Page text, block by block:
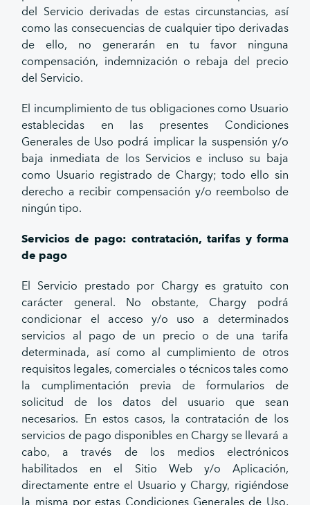
del Servicio derivadas de estas circunstancias, así
como las consecuencias de cualquier tipo derivadas
de ello, no generarán en tu favor ninguna
compensación, indemnización o rebaja del precio
del Servicio.
El incumplimiento de tus obligaciones como Usuario
establecidas en las presentes Condiciones
Generales de Uso podrá implicar la suspensión y/o
baja inmediata de los Servicios e incluso su baja
como Usuario registrado de Chargy; todo ello sin
derecho a recibir compensación y/o reembolso de
ningún tipo.
Servicios de pago: contratación, tarifas y forma
de pago
El Servicio prestado por Chargy es gratuito con
carácter general. No obstante, Chargy podrá
condicionar el acceso y/o uso a determinados
servicios al pago de un precio o de una tarifa
determinada, así como al cumplimiento de otros
requisitos legales, comerciales o técnicos tales como
la cumplimentación previa de formularios de
solicitud de los datos del usuario que sean
necesarios. En estos casos, la contratación de los
servicios de pago disponibles en Chargy se llevará a
cabo, a través de los medios electrónicos
habilitados en el Sitio Web y/o Aplicación,
directamente entre el Usuario y Chargy, rigiéndose